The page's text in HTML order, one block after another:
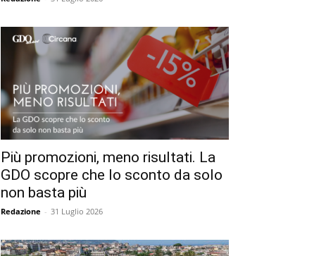
Più promozioni, meno risultati. La
GDO scopre che lo sconto da solo
non basta più
Redazione - 31 Luglio 2026